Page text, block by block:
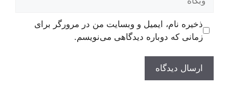
ذخیره نام، ایمیل و وبسایت من در مرورگر برای
زمانی که دوباره دیدگاهی می‌نویسم.